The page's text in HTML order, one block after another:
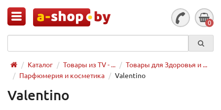
0
Каталог Товары из TV - ...
Товары для Здоровья и ...
Парфюмерия и косметика
Valentino
Valentino